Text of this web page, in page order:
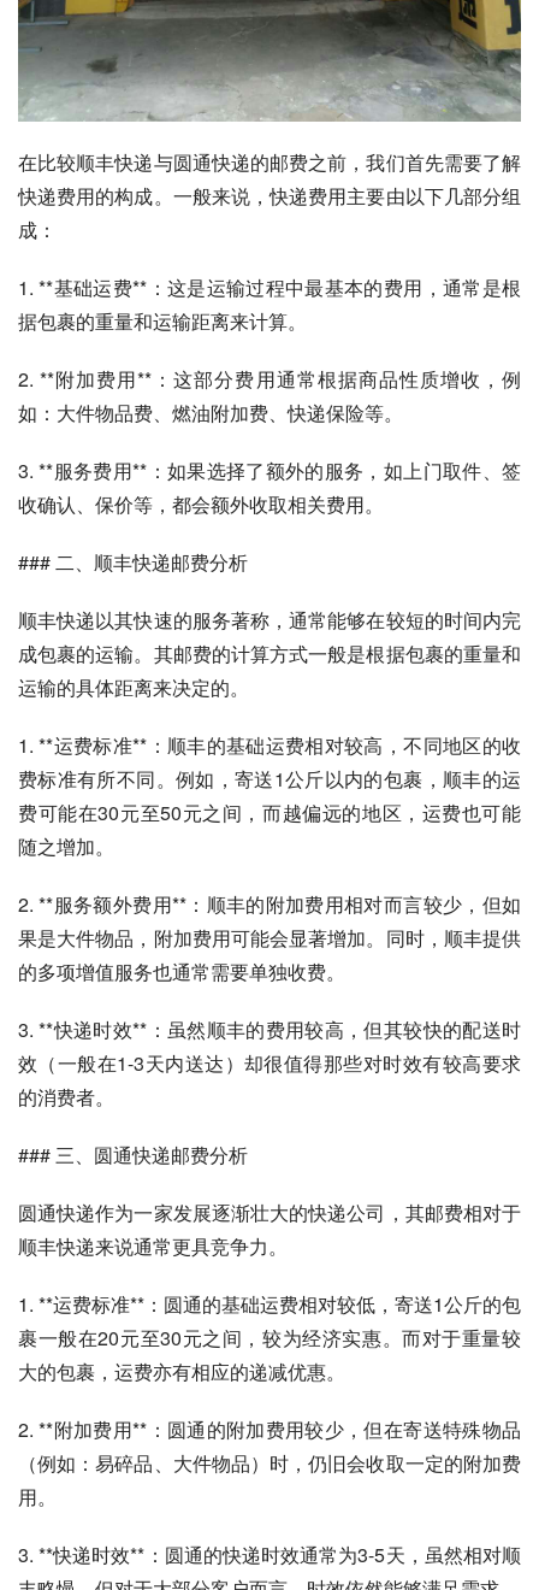
在比较顺丰快递与圆通快递的邮费之前，我们首先需要了解
快递费用的构成。一般来说，快递费用主要由以下几部分组
成：
1. **基础运费**：这是运输过程中最基本的费用，通常是根
据包裹的重量和运输距离来计算。
2. **附加费用**：这部分费用通常根据商品性质增收，例
如：大件物品费、燃油附加费、快递保险等。
3. **服务费用**：如果选择了额外的服务，如上门取件、签
收确认、保价等，都会额外收取相关费用。
### 二、顺丰快递邮费分析
顺丰快递以其快速的服务著称，通常能够在较短的时间内完
成包裹的运输。其邮费的计算方式一般是根据包裹的重量和
运输的具体距离来决定的。
1. **运费标准**：顺丰的基础运费相对较高，不同地区的收
费标准有所不同。例如，寄送1公斤以内的包裹，顺丰的运
费可能在30元至50元之间，而越偏远的地区，运费也可能
随之增加。
2. **服务额外费用**：顺丰的附加费用相对而言较少，但如
果是大件物品，附加费用可能会显著增加。同时，顺丰提供
的多项增值服务也通常需要单独收费。
3. **快递时效**：虽然顺丰的费用较高，但其较快的配送时
效（一般在1-3天内送达）却很值得那些对时效有较高要求
的消费者。
### 三、圆通快递邮费分析
圆通快递作为一家发展逐渐壮大的快递公司，其邮费相对于
顺丰快递来说通常更具竞争力。
1. **运费标准**：圆通的基础运费相对较低，寄送1公斤的包
裹一般在20元至30元之间，较为经济实惠。而对于重量较
大的包裹，运费亦有相应的递减优惠。
2. **附加费用**：圆通的附加费用较少，但在寄送特殊物品
（例如：易碎品、大件物品）时，仍旧会收取一定的附加费
用。
3. **快递时效**：圆通的快递时效通常为3-5天，虽然相对顺